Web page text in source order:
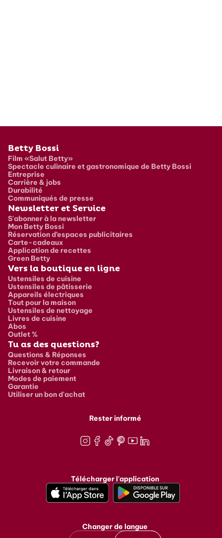
Pied de page
Betty Bossi
Film «Salut Betty»
Spectacle culinaire et gastronomique de Betty Bossi
Entreprise
Carrière & jobs
Durabilité
Communiqués de presse
Newsletter et Service
S'abonner à la newsletter
Mon Betty Bossi
Réservation d’espaces publicitaires
Carte-cadeaux
Application de recettes
Green Betty
Vers la boutique en ligne
Ustensiles de cuisine
Ustensiles de pâtisserie
Appareils électriques
Tout pour la maison
Ustensiles de nettoyage
Livres de cuisine
Abos
Outlet %
Tu as des questions?
Questions & Réponses
Recevoir votre commande
Livraison & retour
Modes de paiement
Garantie
Utiliser un bon d'achat
Rester informé
Télécharger l'application
Changer de langue